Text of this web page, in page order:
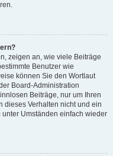
zeigen an, wie viele Beiträge
Benutzer wie
können Sie den Wortlaut
Board-Administration
Beiträge, nur um Ihren
Verhalten nicht und ein
Umständen einfach wieder